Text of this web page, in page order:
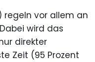
regeln vor allem an
wird das
direkter
Zeit (95 Prozent